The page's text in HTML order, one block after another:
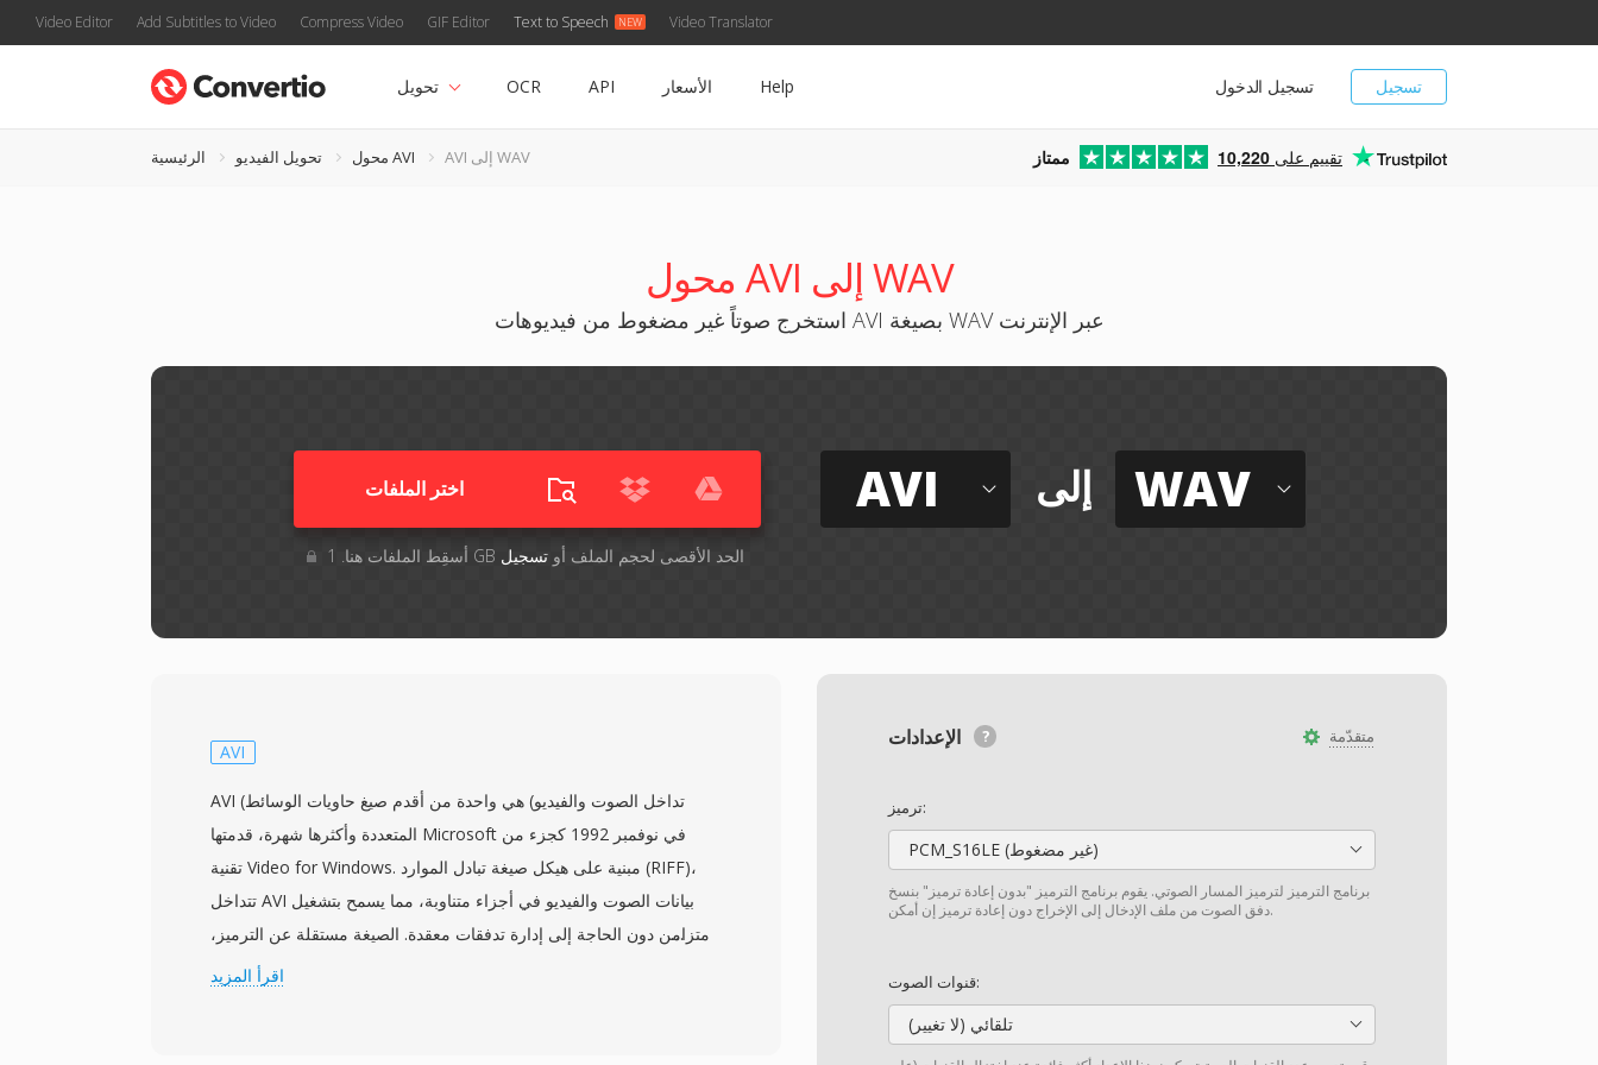
Video Editor Add Subtitles to Video Compress Video GIF Editor Text to Speech Video Translator
تسجيل تسجيل الدخول تحويل OCR API الأسعار Help
الرئيسية تحويل الفيديو محول AVI AVI إلى WAV ممتاز 10,220 تقييم على
محول AVI إلى WAV
استخرج صوتاً غير مضغوط من فيديوهات AVI بصيغة WAV عبر الإنترنت
اختر الملفات
أسقِط الملفات هنا. 1 GB الحد الأقصى لحجم الملف أوتسجيل
AVI إلى WAV
متقدّمة
ترميز:
PCM_S16LE (غير مضغوط)
برنامج الترميز لترميز المسار الصوتي. يقوم برنامج الترميز "بدون إعادة ترميز" بنسخ
دفق الصوت من ملف الإدخال إلى الإخراج دون إعادة ترميز إن أمكن.
قنوات الصوت:
تلقائي (لا تغيير)
AVI
AVI (تداخل الصوت والفيديو) هي واحدة من أقدم صيغ حاويات الوسائط
المتعددة وأكثرها شهرة، قدمتها Microsoft في نوفمبر 1992 كجزء من
تقنية Video for Windows. مبنية على هيكل صيغة تبادل الموارد (RIFF)،
تتداخل AVI بيانات الصوت والفيديو في أجزاء متناوبة، مما يسمح بتشغيل
متزامن دون الحاجة إلى إدارة تدفقات معقدة. الصيغة مستقلة عن الترميز،
مما يعني أنها يمكن أن تحتوي على فيديو مضغوط بأي ترميز تقريباً، من
اقرأ المزيد